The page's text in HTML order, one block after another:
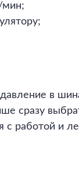
мин;
в
сразу
с работой и